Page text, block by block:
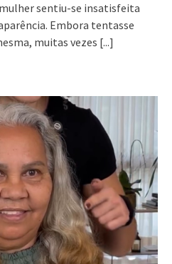
sentiu-se insatisfeita
Embora tentasse
muitas vezes [...]